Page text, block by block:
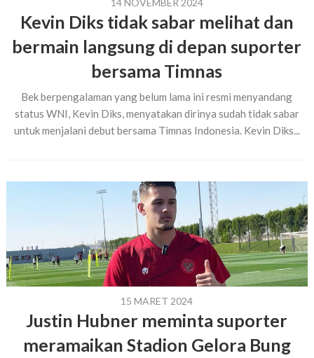
14 NOVEMBER 2024
Kevin Diks tidak sabar melihat dan
bermain langsung di depan suporter
bersama Timnas
Bek berpengalaman yang belum lama ini resmi menyandang
status WNI, Kevin Diks, menyatakan dirinya sudah tidak sabar
untuk menjalani debut bersama Timnas Indonesia. Kevin Diks...
15 MARET 2024
Justin Hubner meminta suporter
meramaikan Stadion Gelora Bung